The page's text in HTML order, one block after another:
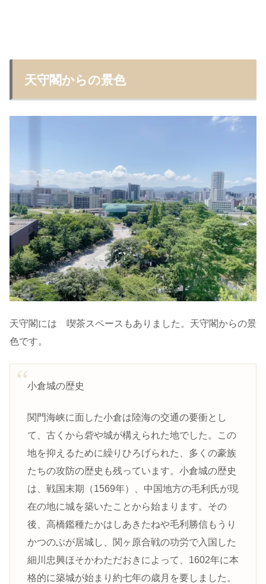
天守閣からの景色
天守閣には 喫茶スペースもありました。天守閣からの景
色です。
小倉城の歴史
関門海峡に面した小倉は陸海の交通の要衝とし
て、古くから砦や城が構えられた地でした。この
地を抑えるために繰りひろげられた、多くの豪族
たちの攻防の歴史も残っています。小倉城の歴史
は、戦国末期（1569年）、中国地方の毛利氏が現
在の地に城を築いたことから始まります。その
後、高橋鑑種たかはしあきたねや毛利勝信もうり
かつのぶが居城し、関ヶ原合戦の功労で入国した
細川忠興ほそかわただおきによって、1602年に本
格的に築城が始まり約七年の歳月を要しました。